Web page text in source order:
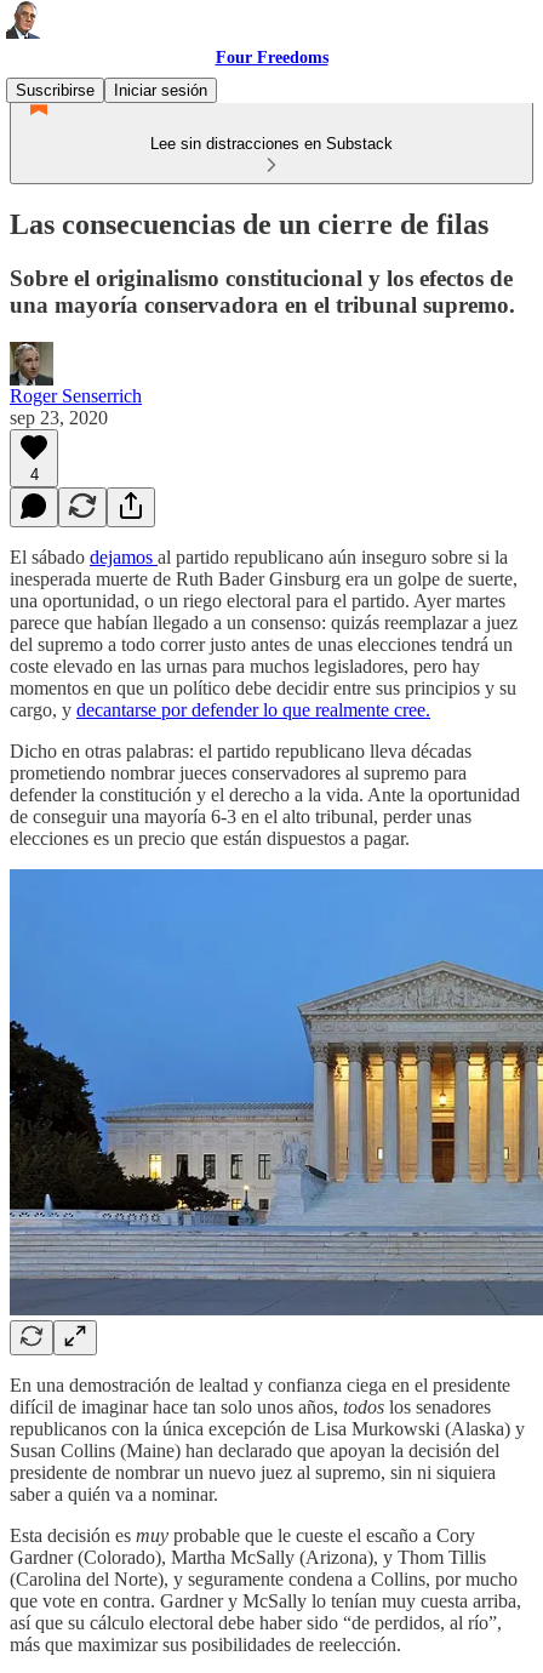
Four Freedoms
Suscribirse
Iniciar sesión
Lee sin distracciones en Substack
Las consecuencias de un cierre de filas
Sobre el originalismo constitucional y los efectos de
una mayoría conservadora en el tribunal supremo.
Roger Senserrich
sep 23, 2020
4
El sábado dejamos al partido republicano aún inseguro sobre si la
inesperada muerte de Ruth Bader Ginsburg era un golpe de suerte,
una oportunidad, o un riego electoral para el partido. Ayer martes
parece que habían llegado a un consenso: quizás reemplazar a juez
del supremo a todo correr justo antes de unas elecciones tendrá un
coste elevado en las urnas para muchos legisladores, pero hay
momentos en que un político debe decidir entre sus principios y su
cargo, y decantarse por defender lo que realmente cree.
Dicho en otras palabras: el partido republicano lleva décadas
prometiendo nombrar jueces conservadores al supremo para
defender la constitución y el derecho a la vida. Ante la oportunidad
de conseguir una mayoría 6-3 en el alto tribunal, perder unas
elecciones es un precio que están dispuestos a pagar.
En una demostración de lealtad y confianza ciega en el presidente
difícil de imaginar hace tan solo unos años, todos los senadores
republicanos con la única excepción de Lisa Murkowski (Alaska) y
Susan Collins (Maine) han declarado que apoyan la decisión del
presidente de nombrar un nuevo juez al supremo, sin ni siquiera
saber a quién va a nominar.
Esta decisión es muy probable que le cueste el escaño a Cory
Gardner (Colorado), Martha McSally (Arizona), y Thom Tillis
(Carolina del Norte), y seguramente condena a Collins, por mucho
que vote en contra. Gardner y McSally lo tenían muy cuesta arriba,
así que su cálculo electoral debe haber sido “de perdidos, al río”,
más que maximizar sus posibilidades de reelección.